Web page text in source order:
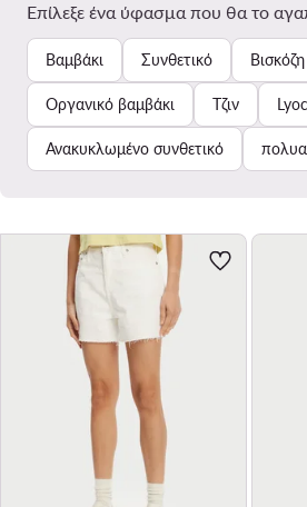
Επίλεξε ένα ύφασμα που θα το
Βαμβάκι Συνθετικό Βισκόζη
Οργανικό βαμβάκι Τζιν
Ανακυκλωμένο συνθετικό